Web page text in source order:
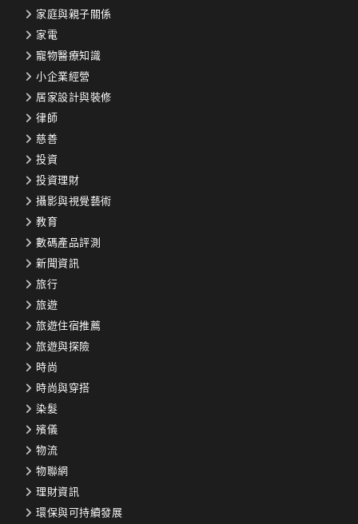
家庭與親子關係
家電
寵物醫療知識
小企業經營
居家設計與裝修
律師
慈善
投資
投資理財
攝影與視覺藝術
教育
數碼產品評測
新聞資訊
旅行
旅遊
旅遊住宿推薦
旅遊與探險
時尚
時尚與穿搭
染髮
殯儀
物流
物聯網
理財資訊
環保與可持續發展